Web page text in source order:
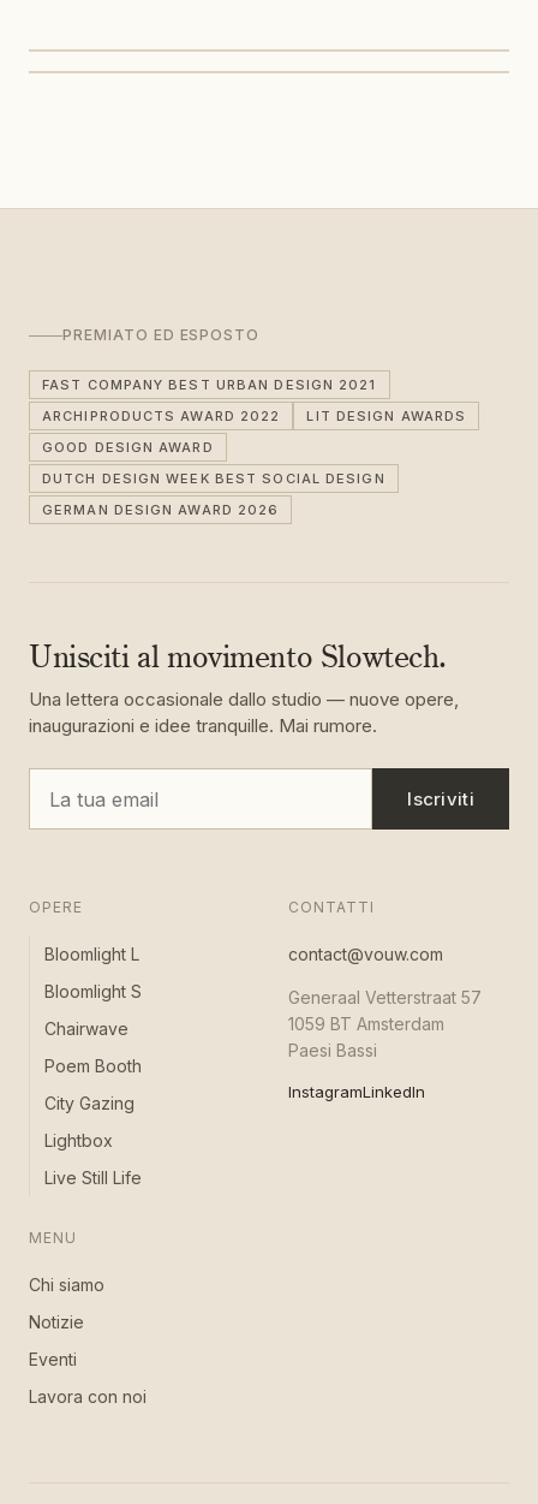
PREMIATO ED ESPOSTO
FAST COMPANY BEST URBAN DESIGN 2021
ARCHIPRODUCTS AWARD 2022
LIT DESIGN AWARDS
GOOD DESIGN AWARD
DUTCH DESIGN WEEK BEST SOCIAL DESIGN
GERMAN DESIGN AWARD 2026
Unisciti al movimento Slowtech.
Una lettera occasionale dallo studio — nuove opere,
inaugurazioni e idee tranquille. Mai rumore.
Iscriviti
OPERE
Bloomlight L
Bloomlight S
Chairwave
Poem Booth
City Gazing
Lightbox
Live Still Life
MENU
Chi siamo
Notizie
Eventi
Lavora con noi
CONTATTI
contact@vouw.com
Generaal Vetterstraat 57
1059 BT Amsterdam
Paesi Bassi
InstagramLinkedIn